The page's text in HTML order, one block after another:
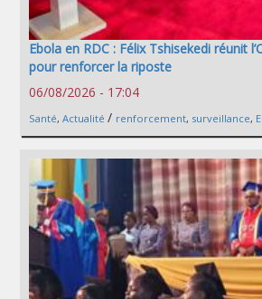
Ebola en RDC : Félix Tshisekedi réunit
pour renforcer la riposte
06/08/2026 - 17:04
Santé, Actualité / renforcement, surveillance,